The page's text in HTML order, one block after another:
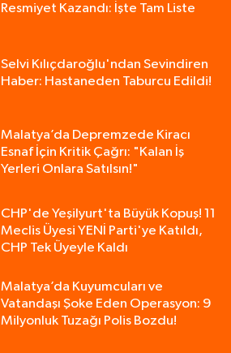
Resmiyet Kazandı: İşte Tam Liste
Selvi Kılıçdaroğlu'ndan Sevindiren
Haber: Hastaneden Taburcu Edildi!
Malatya’da Depremzede Kiracı
Esnaf İçin Kritik Çağrı: "Kalan İş
Yerleri Onlara Satılsın!"
CHP'de Yeşilyurt'ta Büyük Kopuş! 11
Meclis Üyesi YENİ Parti'ye Katıldı,
CHP Tek Üyeyle Kaldı
Malatya’da Kuyumcuları ve
Vatandaşı Şoke Eden Operasyon: 9
Milyonluk Tuzağı Polis Bozdu!